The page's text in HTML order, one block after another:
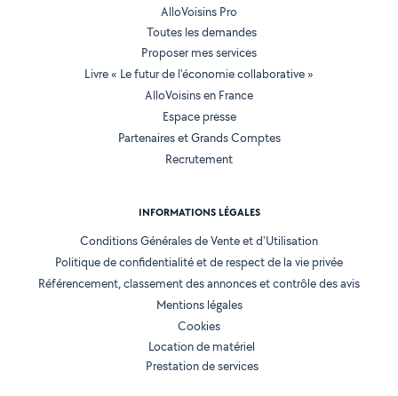
AlloVoisins Pro
Toutes les demandes
Proposer mes services
Livre « Le futur de l'économie collaborative »
AlloVoisins en France
Espace presse
Partenaires et Grands Comptes
Recrutement
INFORMATIONS LÉGALES
Conditions Générales de Vente et d'Utilisation
Politique de confidentialité et de respect de la vie privée
Référencement, classement des annonces et contrôle des avis
Mentions légales
Cookies
Location de matériel
Prestation de services